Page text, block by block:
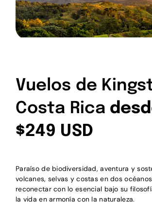
Vuelos de
Costa Rica
$249 USD
Paraíso de biodiversidad, aventura y
volcanes, selvas y costas en dos
reconectar con lo esencial bajo su
la vida en armonía con la naturaleza.